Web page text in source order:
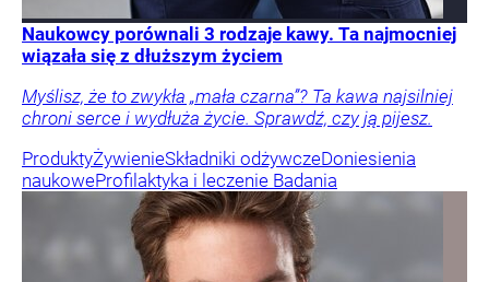
Naukowcy porównali 3 rodzaje kawy. Ta najmocniej
wiązała się z dłuższym życiem
Myślisz, że to zwykła „mała czarna”? Ta kawa najsilniej
chroni serce i wydłuża życie. Sprawdź, czy ją pijesz.
ProduktyŻywienieSkładniki odżywczeDoniesienia
naukoweProfilaktyka i leczenie Badania